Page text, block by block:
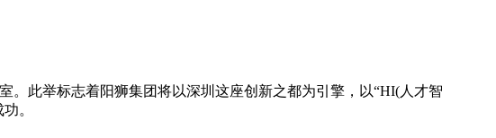
此举标志着阳狮集团将以深圳这座创新之都为引擎，以“HI(人才智
。